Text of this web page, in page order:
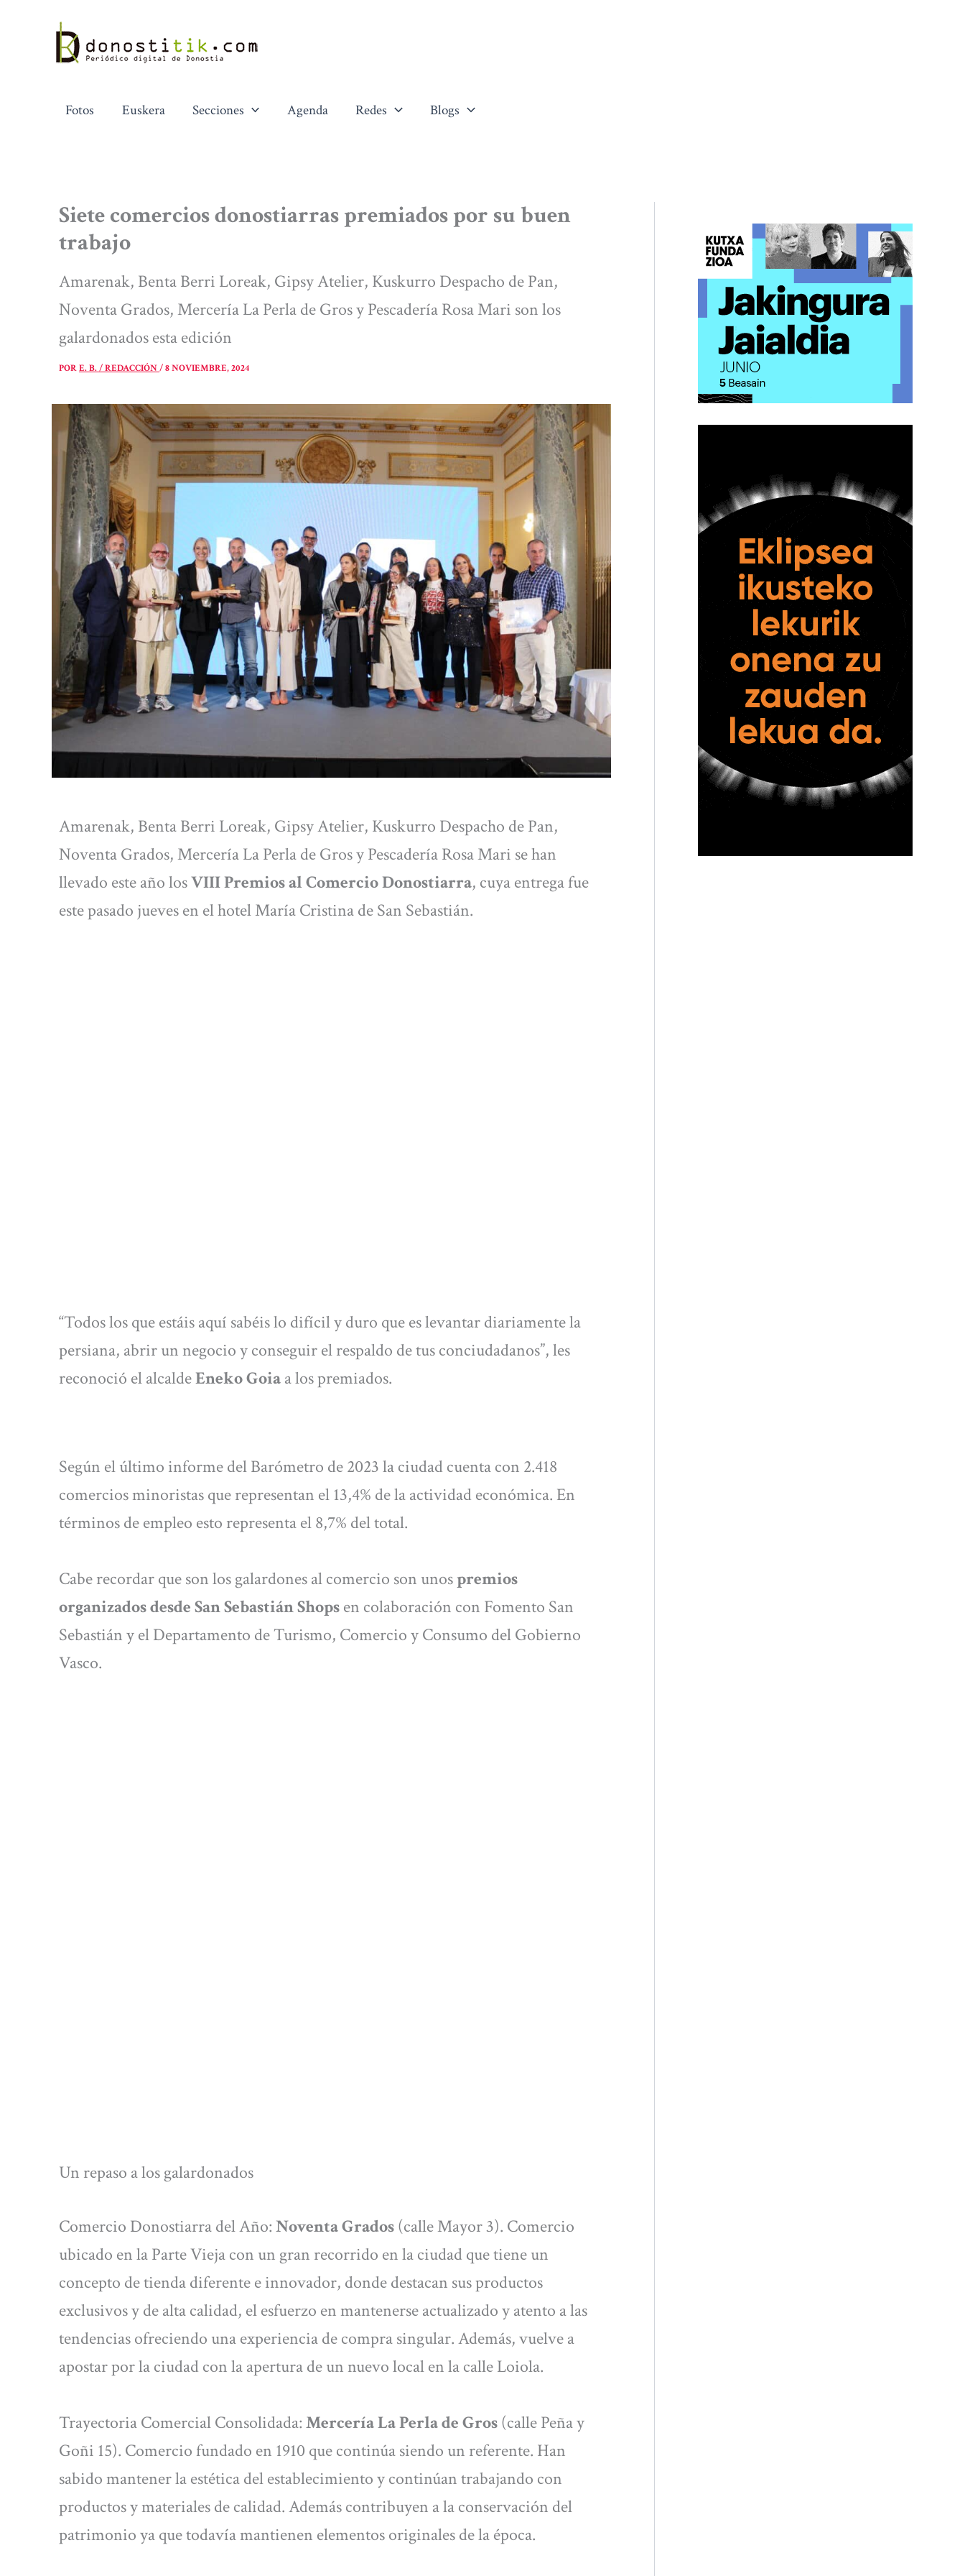
contenido
Fotos Euskera Secciones Agenda Redes Blogs
Siete comercios donostiarras premiados por su buen
trabajo
Amarenak, Benta Berri Loreak, Gipsy Atelier, Kuskurro Despacho de Pan,
Noventa Grados, Mercería La Perla de Gros y Pescadería Rosa Mari son los
galardonados esta edición
PORE. B. / REDACCIÓN/8 NOVIEMBRE, 2024
Amarenak, Benta Berri Loreak, Gipsy Atelier, Kuskurro Despacho de Pan,
Noventa Grados, Mercería La Perla de Gros y Pescadería Rosa Mari se han
llevado este año losVIII Premios al Comercio Donostiarra, cuya entrega fue
este pasado jueves en el hotel María Cristina de San Sebastián.
“Todos los que estáis aquí sabéis lo difícil y duro que es levantar diariamente la
persiana, abrir un negocio y conseguir el respaldo de tus conciudadanos”, les
reconoció el alcaldeEneko Goiaa los premiados.
Según el último informe del Barómetro de 2023 la ciudad cuenta con 2.418
comercios minoristas que representan el 13,4% de la actividad económica. En
términos de empleo esto representa el 8,7% del total.
Cabe recordar que son los galardones al comercio son unospremios
organizados desde San Sebastián Shopsen colaboración con Fomento San
Sebastián y el Departamento de Turismo, Comercio y Consumo del Gobierno
Vasco.
Un repaso a los galardonados
Comercio Donostiarra del Año:Noventa Grados(calle Mayor 3). Comercio
ubicado en la Parte Vieja con un gran recorrido en la ciudad que tiene un
concepto de tienda diferente e innovador, donde destacan sus productos
exclusivos y de alta calidad, el esfuerzo en mantenerse actualizado y atento a las
tendencias ofreciendo una experiencia de compra singular. Además, vuelve a
apostar por la ciudad con la apertura de un nuevo local en la calle Loiola.
Trayectoria Comercial Consolidada:Mercería La Perla de Gros(calle Peña y
Goñi 15). Comercio fundado en 1910 que continúa siendo un referente. Han
sabido mantener la estética del establecimiento y continúan trabajando con
productos y materiales de calidad. Además contribuyen a la conservación del
patrimonio ya que todavía mantienen elementos originales de la época.